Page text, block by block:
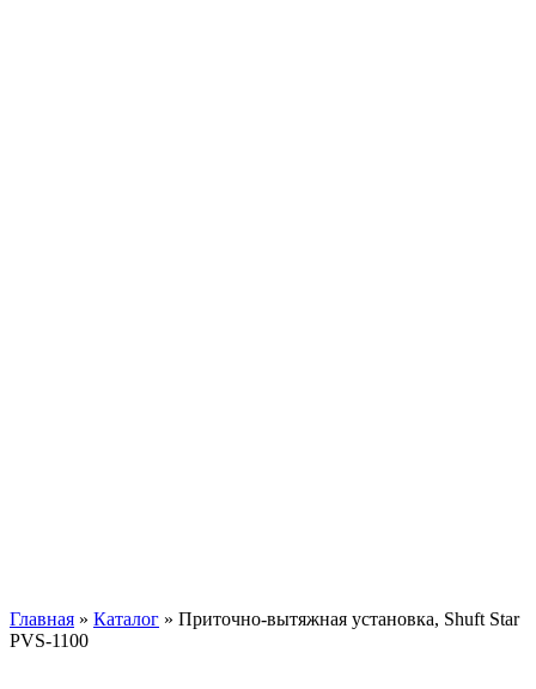
Главная » Каталог » Приточно-вытяжная установка, Shuft Star
PVS-1100